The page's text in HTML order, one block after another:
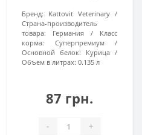
Бренд:
Kattovit Veterinary
Страна-производитель
товара:
Германия
Класс
корма:
Суперпремиум
Основной белок:
Курица
Объем в литрах: 0.135 л
87 грн.
- +